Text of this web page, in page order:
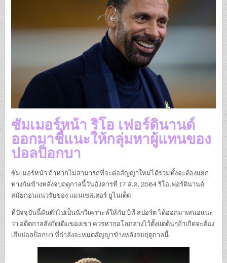
ซัมเมอร์หน้า ริโอ เฟอร์ดินานด์
ออกมาชี้แนะให้กลุ่มหาผู้แทนของ
ปอลป็อกบา
ซัมเมอร์หน้า ถ้าหากไม่สามารถที่จะต่อสัญญาใหม่ได้รวมทั้งจะต้องแยก
ทางกันข้างหลังจบฤดูกาลนี้วันอังคารที่ 17 ส.ค. 2564 ริโอเฟอร์ดินานด์
สมัยก่อนแนวรับของ แมนเชสเตอร์ ยูไนเต็ด
ที่ปัจจุบันนี้ผันตัวไปเป็นนักวิเคราะห์ให้กับ บีที สปอร์ต ได้ออกมาเสนอแนะ
ว่า อดีตกาลสังกัดเดิมของเขา ควรหากอโลภลางไว้ตั้งแต่ต้นๆถ้าเกิดจะต้อง
เสียปอลป็อกบา ที่กำลังจะหมดสัญญาข้างหลังจบฤดูกาลนี้